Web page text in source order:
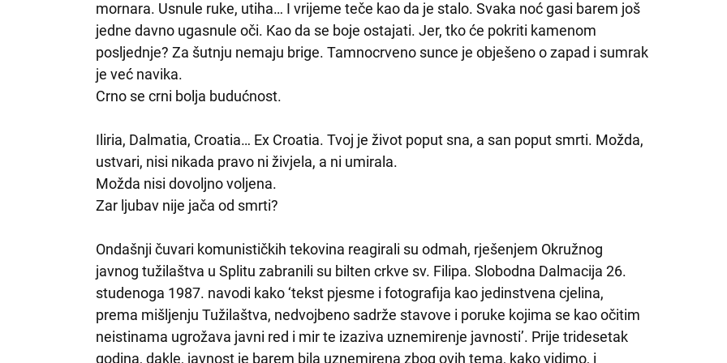
mornara. Usnule ruke, utiha… I vrijeme teče kao da je stalo. Svaka noć gasi barem još
jedne davno ugasnule oči. Kao da se boje ostajati. Jer, tko će pokriti kamenom
posljednje? Za šutnju nemaju brige. Tamnocrveno sunce je obješeno o zapad i sumrak
je već navika.
Crno se crni bolja budućnost.
Iliria, Dalmatia, Croatia… Ex Croatia. Tvoj je život poput sna, a san poput smrti. Možda,
ustvari, nisi nikada pravo ni živjela, a ni umirala.
Možda nisi dovoljno voljena.
Zar ljubav nije jača od smrti?
Ondašnji čuvari komunističkih tekovina reagirali su odmah, rješenjem Okružnog
javnog tužilaštva u Splitu zabranili su bilten crkve sv. Filipa. Slobodna Dalmacija 26.
studenoga 1987. navodi kako ‘tekst pjesme i fotografija kao jedinstvena cjelina,
prema mišljenju Tužilaštva, nedvojbeno sadrže stavove i poruke kojima se kao očitim
neistinama ugrožava javni red i mir te izaziva uznemirenje javnosti’. Prije tridesetak
godina, dakle, javnost je barem bila uznemirena zbog ovih tema, kako vidimo, i